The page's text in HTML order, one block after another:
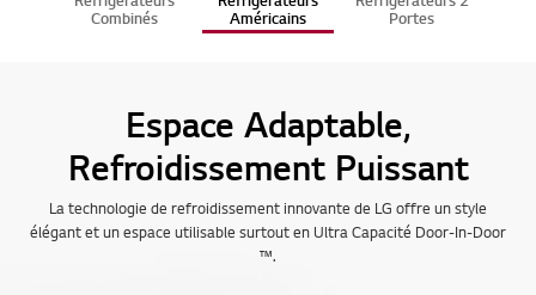
Combinés
Américains
Portes
Espace Adaptable,
Refroidissement Puissant
La technologie de refroidissement innovante de LG offre un style
élégant et un espace utilisable surtout en Ultra Capacité Door-In-Door
™.